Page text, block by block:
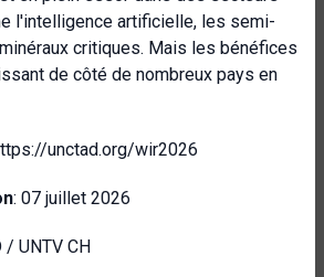
l'intelligence artificielle, les semi-
critiques. Mais les bénéfices
de côté de nombreux pays en
unctad.org/wir2026
: 07 juillet 2026
/ UNTV CH